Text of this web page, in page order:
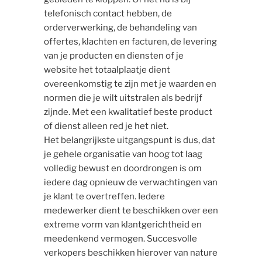
telefonisch contact hebben, de
orderverwerking, de behandeling van
offertes, klachten en facturen, de levering
van je producten en diensten of je
website het totaalplaatje dient
overeenkomstig te zijn met je waarden en
normen die je wilt uitstralen als bedrijf
zijnde. Met een kwalitatief beste product
of dienst alleen red je het niet.
Het belangrijkste uitgangspunt is dus, dat
je gehele organisatie van hoog tot laag
volledig bewust en doordrongen is om
iedere dag opnieuw de verwachtingen van
je klant te overtreffen. Iedere
medewerker dient te beschikken over een
extreme vorm van klantgerichtheid en
meedenkend vermogen. Succesvolle
verkopers beschikken hierover van nature